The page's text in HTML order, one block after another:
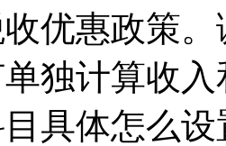
优惠政策
独计算收
具体怎么